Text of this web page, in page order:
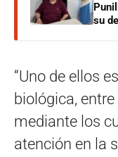
su
“Uno de ellos
biológica,
mediante los
atención en la